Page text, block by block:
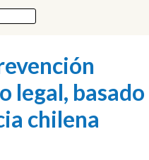
legal, basado
chilena